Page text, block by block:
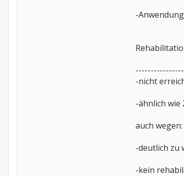
-
-nicht
-ähnlich wie
auch wegen:
-deutlich zu
-kein